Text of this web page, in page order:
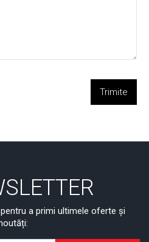
Trimite
a primi ultimele oferte și